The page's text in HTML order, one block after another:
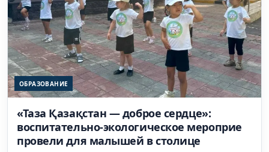
ОБРАЗОВАНИЕ
«Таза Қазақстан — доброе сердце»:
воспитательно-экологическое мероприе
провели для малышей в столице